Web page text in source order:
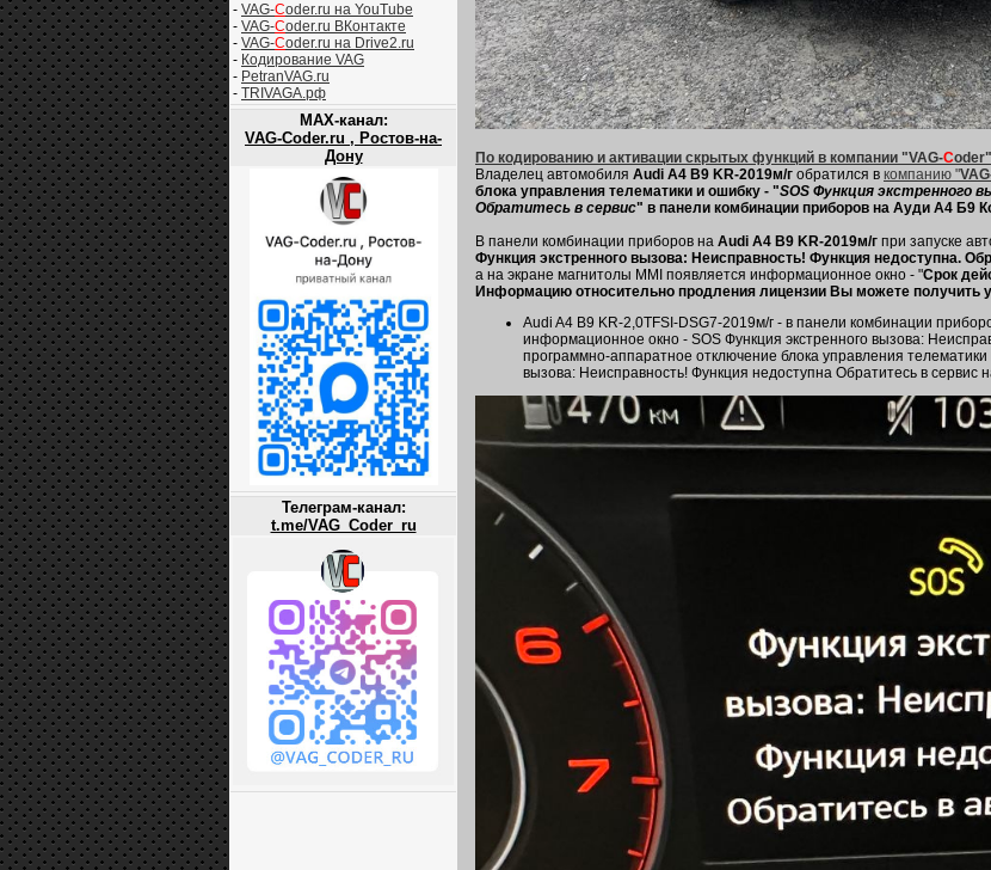
- VAG-Coder.ru на YouTube
- VAG-Coder.ru ВКонтакте
- VAG-Coder.ru на Drive2.ru
- Кодирование VAG
- PetranVAG.ru
- TRIVAGA.рф
MAX-канал:
VAG-Coder.ru , Ростов-на-
Дону
Телеграм-канал:
t.me/VAG_Coder_ru
По кодированию и активации скрытых функций в компании "VAG-C
Владелец автомобиля Audi A4 B9 KR-2019м/г обратился в компанию "
блока управления телематики и ошибку - "SOS Функция экстренного
Обратитесь в сервис" в панели комбинации приборов на Ауди А4 Б9
В панели комбинации приборов на Audi A4 B9 KR-2019м/г при запуске
Функция экстренного вызова: Неисправность! Функция недоступна.
а на экране магнитолы MMI появляется информационное окно - "Срок
Информацию относительно продления лицензии Вы можете получить
Audi A4 B9 KR-2,0TFSI-DSG7-2019м/г - в панели комбинации
информационное окно - SOS Функция экстренного вызова:
программно-аппаратное отключение блока управления
вызова: Неисправность! Функция недоступна Обратитесь в сервис